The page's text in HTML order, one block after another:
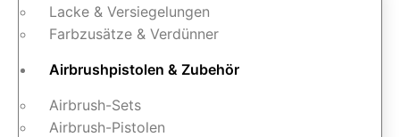
Lacke & Versiegelungen
Farbzusätze & Verdünner
Airbrushpistolen & Zubehör
Airbrush-Sets
Airbrush-Pistolen